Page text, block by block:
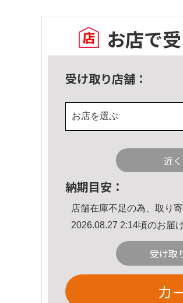
お店で
受け取り店舗：
お店を選ぶ
近
納期目安：
店舗在庫不足の為、取り
2026.08.27 2:14頃のお届
受け取
カ